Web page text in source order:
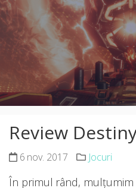
Review
6 nov. 2017 Jocuri
În primul rând, mulțumim